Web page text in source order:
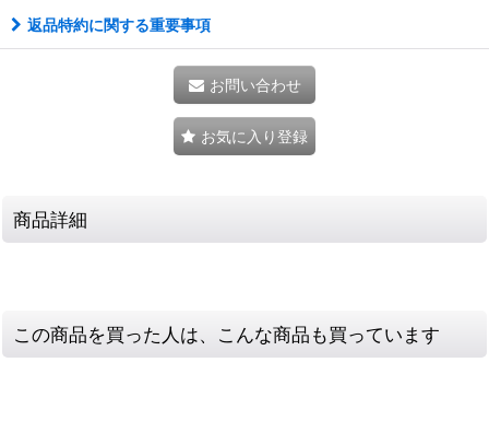
返品特約に関する重要事項
お問い合わせ
お気に入り登録
商品詳細
この商品を買った人は、こんな商品も買っています